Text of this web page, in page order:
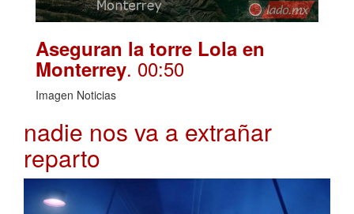
Aseguran la torre Lola en
Monterrey. 00:50
Imagen Noticias
nadie nos va a extrañar
reparto